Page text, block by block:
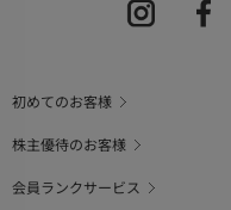
初めてのお客様
株主優待のお客様
会員ランクサービス